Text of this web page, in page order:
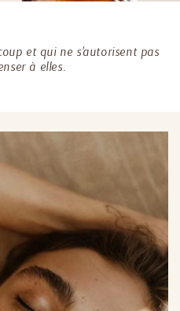
et qui ne s'autorisent pas
à elles.